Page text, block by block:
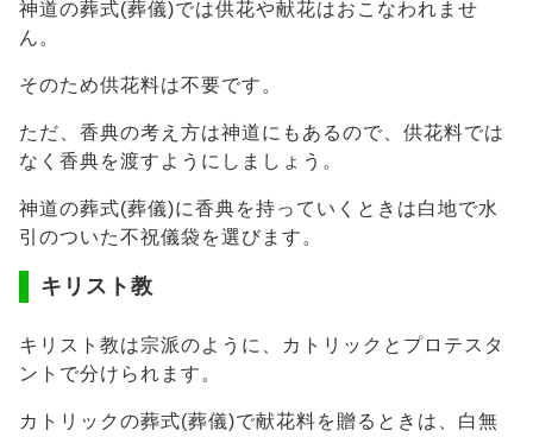
神道の葬式(葬儀)では供花や献花はおこなわれませ
ん。
そのため供花料は不要です。
ただ、香典の考え方は神道にもあるので、供花料では
なく香典を渡すようにしましょう。
神道の葬式(葬儀)に香典を持っていくときは白地で水
引のついた不祝儀袋を選びます。
キリスト教
キリスト教は宗派のように、カトリックとプロテスタ
ントで分けられます。
カトリックの葬式(葬儀)で献花料を贈るときは、白無